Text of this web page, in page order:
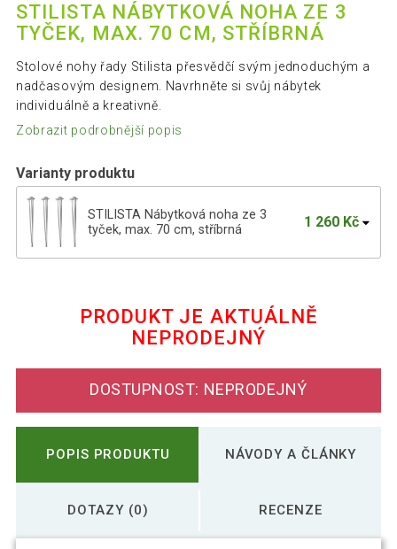
STILISTA NÁBYTKOVÁ NOHA ZE 3
TYČEK, MAX. 70 CM, STŘÍBRNÁ
Stolové nohy řady Stilista přesvědčí svým jednoduchým a
nadčasovým designem. Navrhněte si svůj nábytek
individuálně a kreativně.
Zobrazit podrobnější popis
Varianty produktu
STILISTA Nábytková noha ze 3
tyček, max. 70 cm, stříbrná
1 260 Kč
Nábytková noha ze 2 tyček, 30 cm,
Nábytková noha ze 3 tyček, 40 cm,
stříbrná
STILISTA Nábytková noha ze 2 tyček,
60 cm, stříbrná
PRODUKT JE AKTUÁLNĚ
NEPRODEJNÝ
DOSTUPNOST: NEPRODEJNÝ
POPIS PRODUKTU NÁVODY A ČLÁNKY
DOTAZY (0) RECENZE